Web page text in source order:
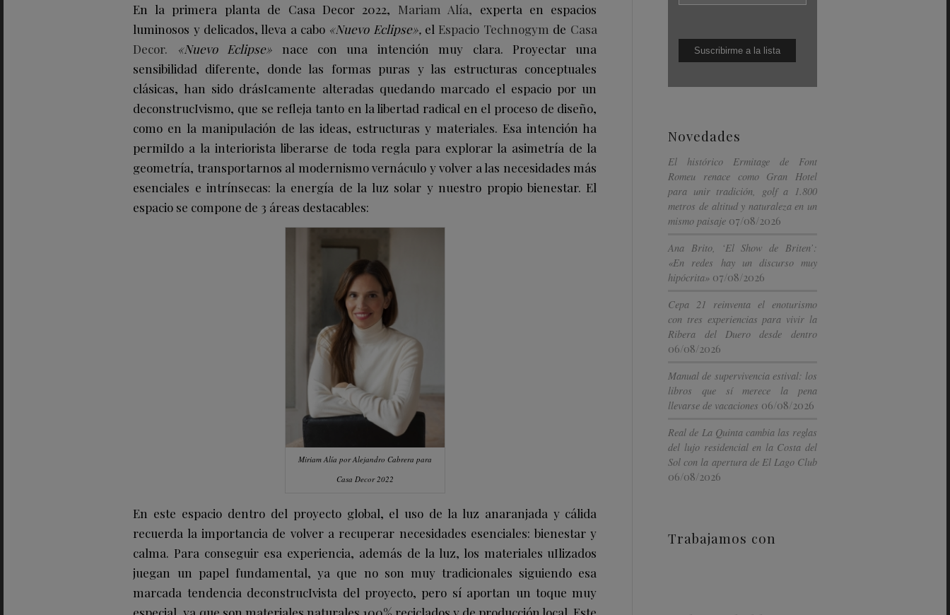
En la primera planta de Casa Decor 2022, Mariam Alía, experta en espacios
luminosos y delicados, lleva a cabo «Nuevo Eclipse», el Espacio Technogym de Casa
Decor. «Nuevo Eclipse» nace con una intención muy clara. Proyectar una
sensibilidad diferente, donde las formas puras y las estructuras conceptuales
clásicas, han sido drásIcamente alteradas quedando marcado el espacio por un
deconstrucIvismo, que se refleja tanto en la libertad radical en el proceso de diseño,
como en la manipulación de las ideas, estructuras y materiales. Esa intención ha
permiIdo a la interiorista liberarse de toda regla para explorar la asimetría de la
geometría, transportarnos al modernismo vernáculo y volver a las necesidades más
esenciales e intrínsecas: la energía de la luz solar y nuestro propio bienestar. El
espacio se compone de 3 áreas destacables:
Miriam Alía por Alejandro Cabrera para
Casa Decor 2022
En este espacio dentro del proyecto global, el uso de la luz anaranjada y cálida
recuerda la importancia de volver a recuperar necesidades esenciales: bienestar y
calma. Para conseguir esa experiencia, además de la luz, los materiales uIlizados
juegan un papel fundamental, ya que no son muy tradicionales siguiendo esa
marcada tendencia deconstrucIvista del proyecto, pero sí aportan un toque muy
Novedades
El histórico Ermitage de Font
Romeu renace como Gran Hotel
para unir tradición, golf a 1.800
metros de altitud y naturaleza en un
mismo paisaje 07/08/2026
Ana Brito, ‘El Show de Briten’:
«En redes hay un discurso muy
hipócrita» 07/08/2026
Cepa 21 reinventa el enoturismo
con tres experiencias para vivir la
Ribera del Duero desde dentro
06/08/2026
Manual de supervivencia estival: los
libros que sí merece la pena
llevarse de vacaciones 06/08/2026
Real de La Quinta cambia las reglas
del lujo residencial en la Costa del
Sol con la apertura de El Lago Club
06/08/2026
Trabajamos con